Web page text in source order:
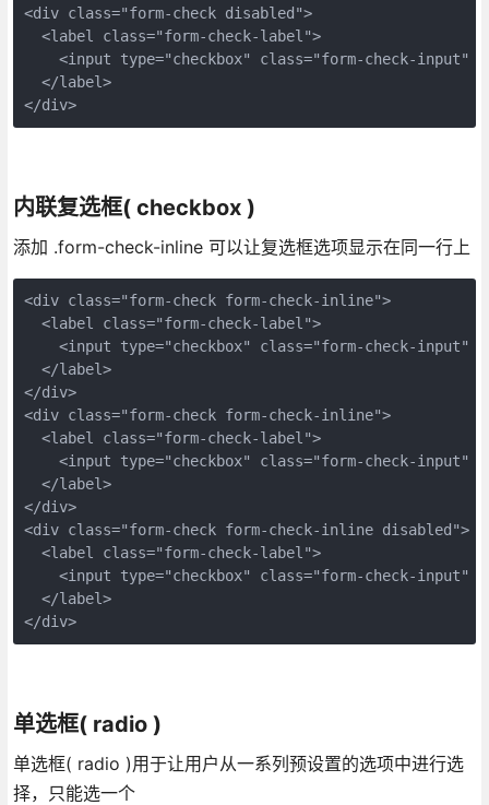
<div class="form-check disabled">
  <label class="form-check-label">
<input type="checkbox" class="form-check-input"
  </label>
</div>
内联复选框( checkbox )
添加 .form-check-inline 可以让复选框选项显示在同一行上
<div class="form-check form-check-inline">
  <label class="form-check-label">
<input type="checkbox" class="form-check-input"
  </label>
</div>
<div class="form-check form-check-inline">
  <label class="form-check-label">
<input type="checkbox" class="form-check-input"
  </label>
</div>
<div class="form-check form-check-inline disabled">
  <label class="form-check-label">
<input type="checkbox" class="form-check-input"
  </label>
</div>
单选框( radio )
单选框( radio )用于让用户从一系列预设置的选项中进行选
择，只能选一个